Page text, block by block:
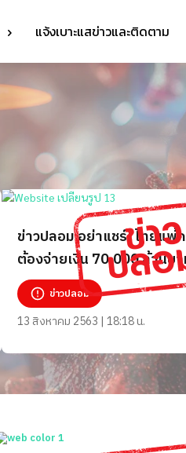
แจ้งเบาะแสข่าวและติดตาม
ข่าวปลอม อย่าแชร์! ไทยแพ้
ต้องจ่ายเงิน 70,000 ล้านบ
ข่าวปลอม
13 สิงหาคม 2563 | 18:18 น.